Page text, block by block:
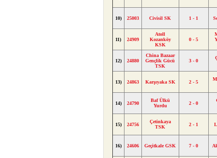
10) 25003 Civisil SK 1 - 1
11) 24909
Atoll
Kozanköy
KSK
0 - 5
12) 24880
China Bazaar
Gençlik Gücü
TSK
3 - 0
13) 24863 Karşıyaka SK 2 - 5
14) 24790
Baf Ülkü
Yurdu
2 - 0
15) 24756
Çetinkaya
TSK
2 - 1
16) 24606 Geçitkale GSK 7 - 0